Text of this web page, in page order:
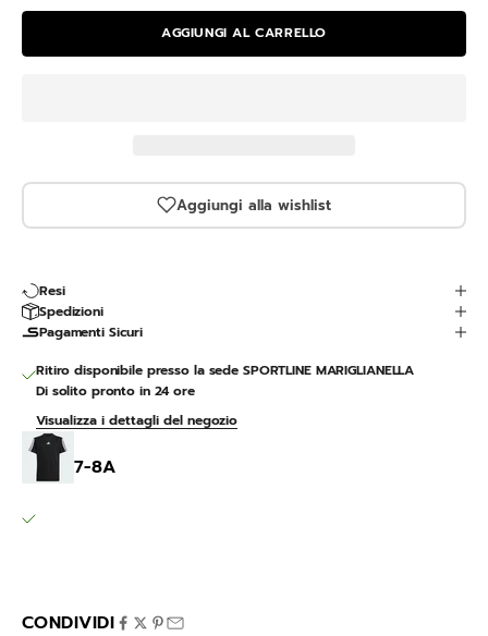
AGGIUNGI AL CARRELLO
Aggiungi alla wishlist
Resi
Spedizioni
Pagamenti Sicuri
Ritiro disponibile presso la sede SPORTLINE MARIGLIANELLA
Di solito pronto in 24 ore
Visualizza i dettagli del negozio
7-8A
CONDIVIDI